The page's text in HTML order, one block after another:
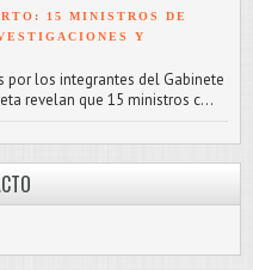
15 MINISTROS DE
Y
por los integrantes del Gabinete
revelan que 15 ministros c...